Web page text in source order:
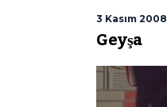
3 Kasım 2008
Geyşa